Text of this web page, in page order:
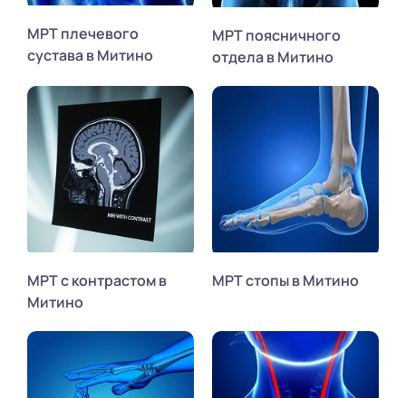
МРТ плечевого
сустава в Митино
МРТ поясничного
отдела в Митино
МРТ с контрастом в
Митино
МРТ стопы в Митино